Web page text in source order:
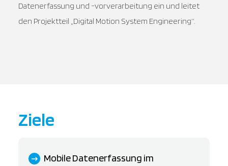
Datenerfassung und -vorverarbeitung ein und leitet
den Projektteil „Digital Motion System Engineering“.
Ziele
Mobile Datenerfassung im